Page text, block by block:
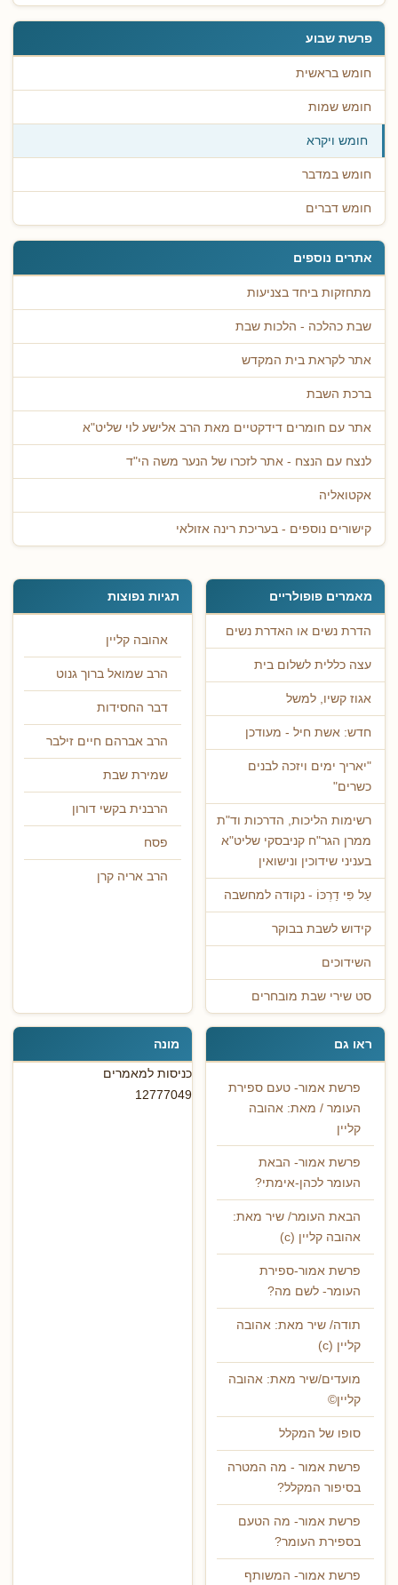
פרשת שבוע
חומש בראשית
חומש שמות
חומש ויקרא
חומש במדבר
חומש דברים
אתרים נוספים
מתחזקות ביחד בצניעות
שבת כהלכה - הלכות שבת
אתר לקראת בית המקדש
ברכת השבת
אתר עם חומרים דידקטיים מאת הרב אלישע לוי שליט"א
לנצח עם הנצח - אתר לזכרו של הנער משה הי"ד
אקטואליה
קישורים נוספים - בעריכת רינה אזולאי
מאמרים פופולריים
הדרת נשים או האדרת נשים
עצה כללית לשלום בית
אגוז קשיו, למשל
חדש: אשת חיל - מעודכן
"יאריך ימים ויזכה לבנים
כשרים"
רשימות הליכות, הדרכות וד"ת
ממרן הגר"ח קניבסקי שליט"א
בעניני שידוכין ונישואין
עַל פִּי דַרְכּוֹ - נקודה למחשבה
קידוש לשבת בבוקר
השידוכים
סט שירי שבת מובחרים
תגיות נפוצות
אהובה קליין
הרב שמואל ברוך גנוט
דבר החסידות
הרב אברהם חיים זילבר
שמירת שבת
הרבנית בקשי דורון
פסח
הרב אריה קרן
ראו גם
פרשת אמור- טעם ספירת
העומר / מאת: אהובה
קליין
פרשת אמור- הבאת
העומר לכהן-אימתי?
הבאת העומר/ שיר מאת:
אהובה קליין (c)
פרשת אמור-ספירת
העומר- לשם מה?
תודה/ שיר מאת: אהובה
קליין (c)
מועדים/שיר מאת: אהובה
קליין©
סופו של המקלל
פרשת אמור - מה המטרה
בסיפור המקלל?
פרשת אמור- מה הטעם
בספירת העומר?
פרשת אמור- המשותף
מונה
כניסות למאמרים
12777049